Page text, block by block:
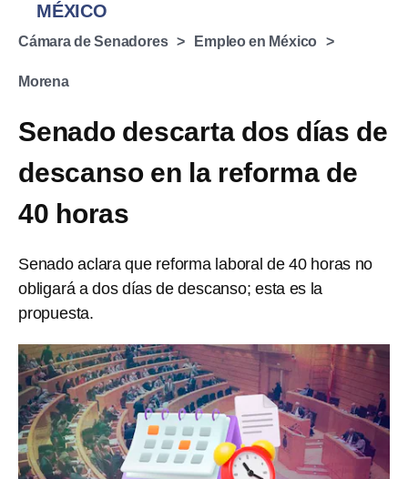
MÉXICO
Cámara de Senadores Empleo en México
Morena
Senado descarta dos días de
descanso en la reforma de
40 horas
Senado aclara que reforma laboral de 40 horas no
obligará a dos días de descanso; esta es la
propuesta.